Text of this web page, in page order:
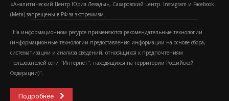
«Аналитический Центр Юрия Левады», Сахаровский центр. Instagram и Facebook
(Metа) запрещены в РФ за экстремизм.
"На информационном ресурсе применяются рекомендательные технологии
(информационные технологии предоставления информации на основе сбора,
систематизации и анализа сведений, относящихся к предпочтениям
пользователей сети "Интернет", находящихся на территории Российской
Федерации)".
Подробнее